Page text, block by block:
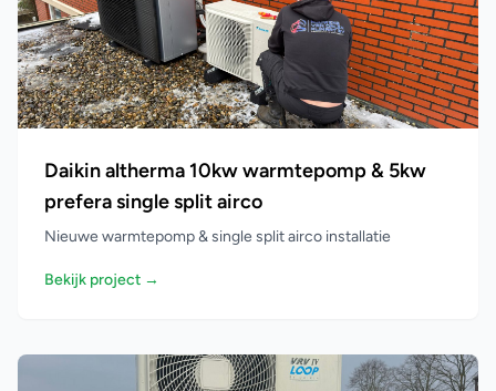
Daikin altherma 10kw warmtepomp & 5kw
prefera single split airco
Nieuwe warmtepomp & single split airco installatie
Bekijk project →